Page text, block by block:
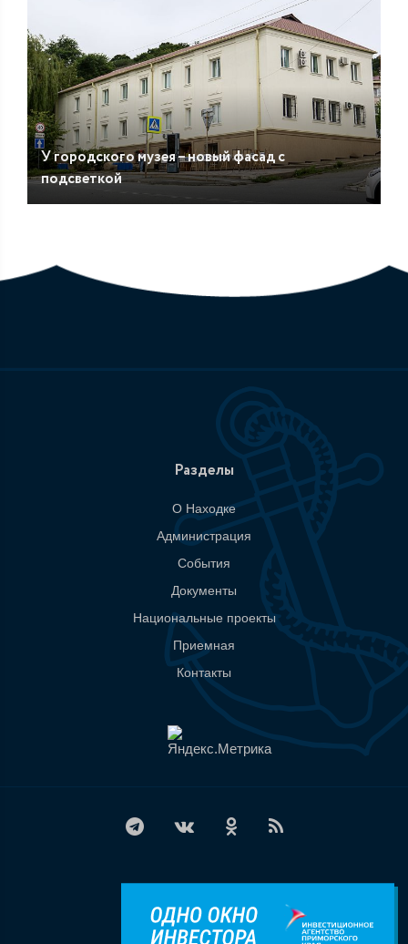
У городского музея – новый фасад с
подсветкой
Разделы
О Находке
Администрация
События
Документы
Национальные проекты
Приемная
Контакты